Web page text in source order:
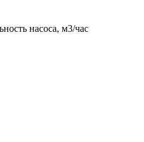
насоса, м3/час